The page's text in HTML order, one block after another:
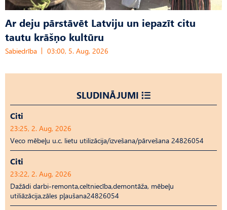
Ar deju pārstāvēt Latviju un iepazīt citu
tautu krāšņo kultūru
Sabiedrība 03:00, 5. Aug, 2026
SLUDINĀJUMI
Citi
23:25, 2. Aug, 2026
Veco mēbeļu u.c. lietu utilizācija/izvešana/pārvešana 24826054
Citi
23:22, 2. Aug, 2026
Dažādi darbi-remonta,celtniecība,demontāža, mēbeļu
utiliāzācija,zāles pļaušana24826054